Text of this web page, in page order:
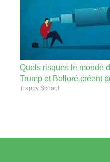
Quels risques le monde
Trump et Bolloré créent
Trappy School